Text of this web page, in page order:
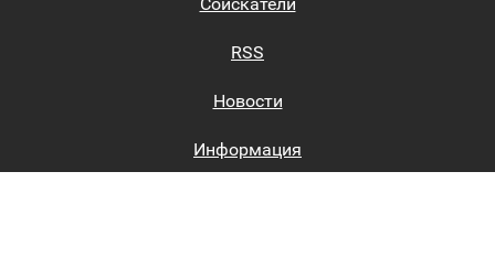
RSS
Новости
Информация